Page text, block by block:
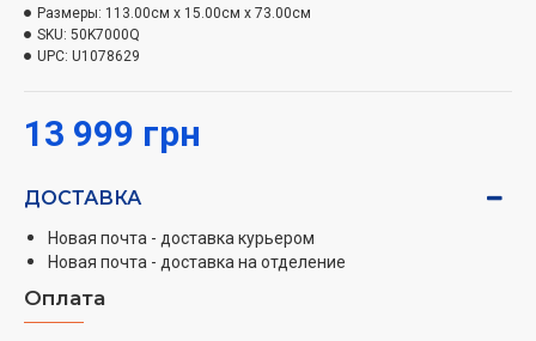
Audio/Dolby+ з підтримкою surround-режиму і eARC.
широкі кути огляду (178°), низьку затримку (9.5 мс) і
частоту оновлення 60 Гц. Телевізор має вбудовані
тюнери DVB-C/S/S2/T/T2, підтримку Chromecast,
функції блокування від дітей, таймер сну, телетекст і
доступ до популярних форматів відео та аудіо.
Модель оснащена двома динаміками по 10 Вт,
підтримує кріплення VESA 400x200 мм, а також
управляється за допомогою голосу.
13 999 грн
Размеры: 113.00см x 15.00см x 73.00см
SKU: 50K7000Q
UPC: U1078629
ДОСТАВКА
Новая почта - доставка курьером
Новая почта - доставка на отделение
Оплата